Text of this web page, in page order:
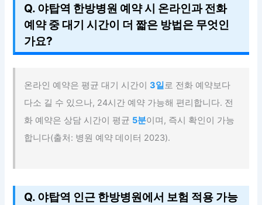
Q. 야탑역 한방병원 예약 시 온라인과 전화
예약 중 대기 시간이 더 짧은 방법은 무엇인
가요?
온라인 예약은 평균 대기 시간이3일로 전화 예약보다
다소 길 수 있으나, 24시간 예약 가능해 편리합니다. 전
화 예약은 상담 시간이 평균 5분이며, 즉시 확인이 가능
합니다(출처: 병원 예약 데이터 2023).
Q. 야탑역 인근 한방병원에서 보험 적용 가능